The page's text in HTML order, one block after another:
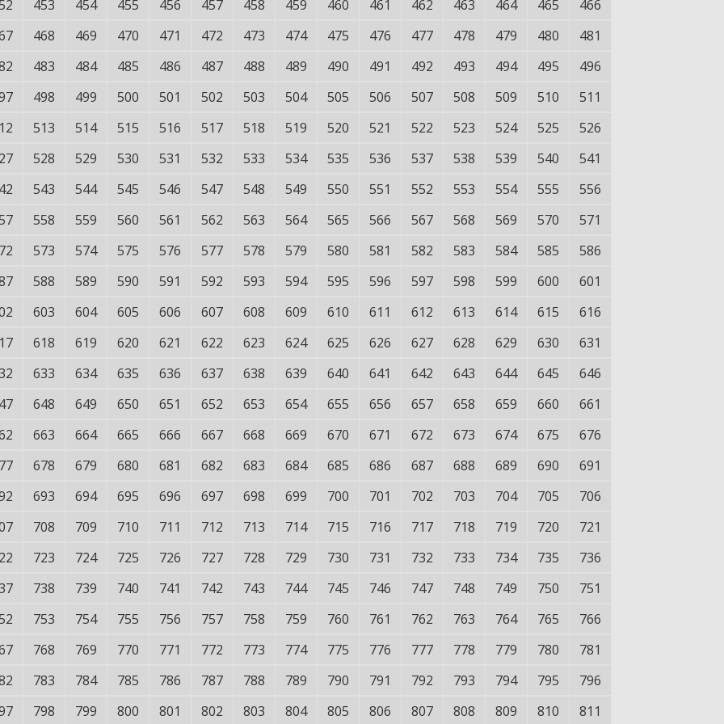
453 454 455 456 457 458 459 460 461 462 463 464 465
466
468 469 470 471 472 473 474 475 476 477 478 479 480
481
483 484 485 486 487 488 489 490 491 492 493 494 495
496
498 499 500 501 502 503 504 505 506 507 508 509 510
511
513 514 515 516 517 518 519 520 521 522 523 524 525
526
528 529 530 531 532 533 534 535 536 537 538 539 540
541
543 544 545 546 547 548 549 550 551 552 553 554 555
556
558 559 560 561 562 563 564 565 566 567 568 569 570
571
573 574 575 576 577 578 579 580 581 582 583 584 585
586
588 589 590 591 592 593 594 595 596 597 598 599 600
601
603 604 605 606 607 608 609 610 611 612 613 614 615
616
618 619 620 621 622 623 624 625 626 627 628 629 630
631
633 634 635 636 637 638 639 640 641 642 643 644 645
646
648 649 650 651 652 653 654 655 656 657 658 659 660
661
663 664 665 666 667 668 669 670 671 672 673 674 675
676
678 679 680 681 682 683 684 685 686 687 688 689 690
691
693 694 695 696 697 698 699 700 701 702 703 704 705
706
708 709 710 711 712 713 714 715 716 717 718 719 720
721
723 724 725 726 727 728 729 730 731 732 733 734 735
736
738 739 740 741 742 743 744 745 746 747 748 749 750
751
753 754 755 756 757 758 759 760 761 762 763 764 765
766
768 769 770 771 772 773 774 775 776 777 778 779 780
781
783 784 785 786 787 788 789 790 791 792 793 794 795
796
798 799 800 801 802 803 804 805 806 807 808 809 810 811